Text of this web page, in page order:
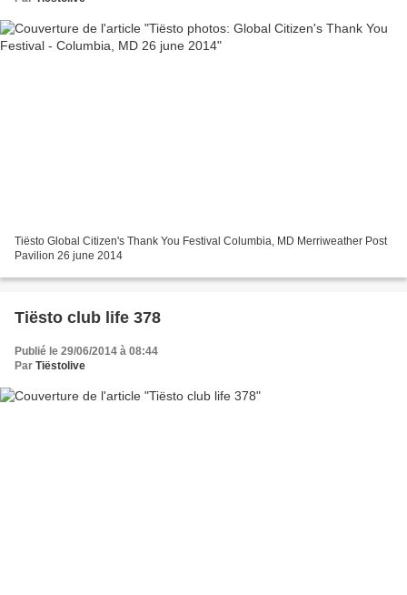
Tiësto Global Citizen's Thank You Festival Columbia, MD Merriweather Post
Pavilion 26 june 2014
Tiësto club life 378
Publié le 29/06/2014 à 08:44
Par Tiëstolive